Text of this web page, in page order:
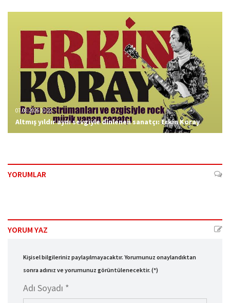
07.08.2026 10:22
Altmış yıldır aynı sevgiyle dinlenen sanatçı: Erkin Koray
YORUMLAR
YORUM YAZ
Kişisel bilgileriniz paylaşılmayacaktır. Yorumunuz onaylandıktan
sonra adınız ve yorumunuz görüntülenecektir. (*)
Adı Soyadı *